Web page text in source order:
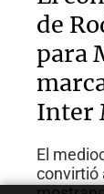
de
para
Inter
El
convirtió